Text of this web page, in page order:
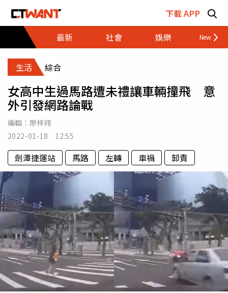
下載 APP
最新
社會 娛樂 財經
生活 綜合
女高中生過馬路遭未禮讓車輛撞飛 意
外引發網路論戰
編輯： 廖梓翔
2022-01-18 12:55
劍潭捷運站 馬路 左轉 車禍 卸責